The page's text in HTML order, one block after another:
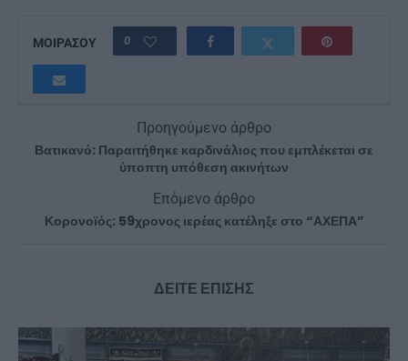
ΜΟΙΡΑΣΟΥ 0
Προηγούμενο άρθρο
Βατικανό: Παραιτήθηκε καρδινάλιος που εμπλέκεται σε
ύποπτη υπόθεση ακινήτων
Επόμενο άρθρο
Κορονοϊός: 59χρονος ιερέας κατέληξε στο “ΑΧΕΠΑ”
ΔΕΙΤΕ ΕΠΙΣΗΣ